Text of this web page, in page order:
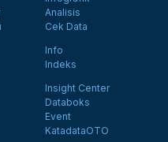
Analisis
Cek Data
Info
Indeks
Insight Center
Databoks
Event
KatadataOTO